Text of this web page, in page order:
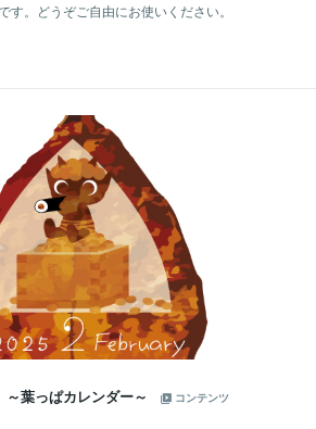
す。どうぞご自由にお使いください。
葉っぱカレンダー～
コンテンツ